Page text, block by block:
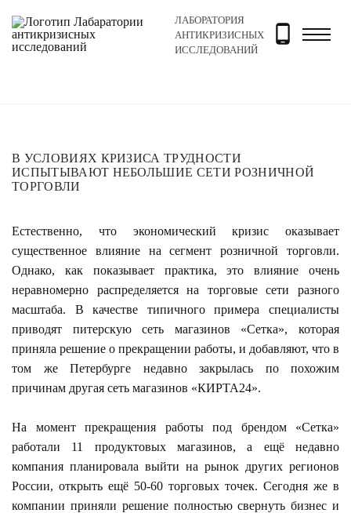
ЛАБОРАТОРИЯ
АНТИКРИЗИСНЫХ
ИССЛЕДОВАНИЙ
Главная Новости и блог Новости В условиях
В УСЛОВИЯХ КРИЗИСА ТРУДНОСТИ
ИСПЫТЫВАЮТ НЕБОЛЬШИЕ СЕТИ РОЗНИЧНОЙ
ТОРГОВЛИ
Естественно, что экономический кризис оказывает
существенное влияние на сегмент розничной торговли.
Однако, как показывает практика, это влияние очень
неравномерно распределяется на торговые сети разного
масштаба. В качестве типичного примера специалисты
приводят питерскую сеть магазинов «Сетка», которая
приняла решение о прекращении работы, и добавляют, что в
том же Петербурге недавно закрылась по похожим
причинам другая сеть магазинов «КИРТА24».
На момент прекращения работы под брендом «Сетка»
работали 11 продуктовых магазинов, а ещё недавно
компания планировала выйти на рынок других регионов
России, открыть ещё 50-60 торговых точек. Сегодня же в
компании приняли решение полностью свернуть бизнес и